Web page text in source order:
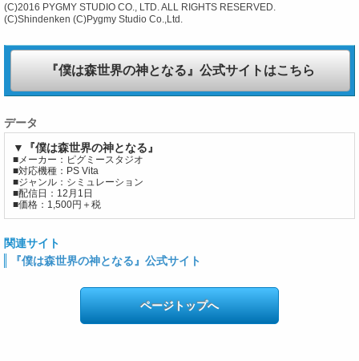
(C)2016 PYGMY STUDIO CO., LTD. ALL RIGHTS RESERVED.
(C)Shindenken (C)Pygmy Studio Co.,Ltd.
『僕は森世界の神となる』公式サイトはこちら
データ
▼『僕は森世界の神となる』
■メーカー：ピグミースタジオ
■対応機種：PS Vita
■ジャンル：シミュレーション
■配信日：12月1日
■価格：1,500円＋税
関連サイト
『僕は森世界の神となる』公式サイト
ページトップへ